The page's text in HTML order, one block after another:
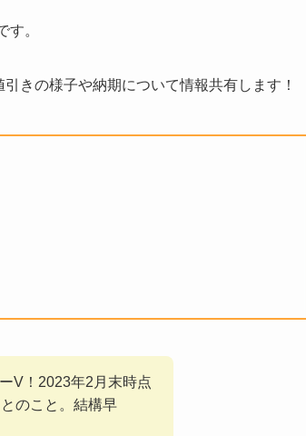
。
きの様子や納期について情報共有します！
V！2023年2月末時点
のこと。結構早